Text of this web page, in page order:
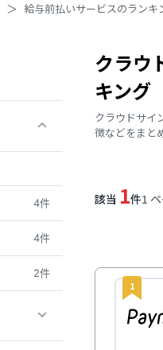
給与前払いサービスのランキ
4件
4件
2件
クラウ
キング
クラウドサイ
徴などをまと
該当 1件1
1